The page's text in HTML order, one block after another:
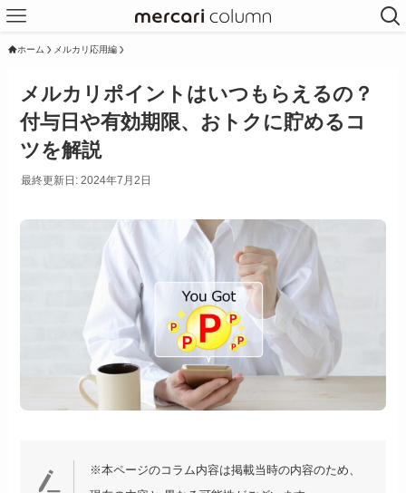
ホーム メルカリ応用編
メルカリポイントはいつもらえるの？
付与日や有効期限、おトクに貯めるコ
ツを解説
最終更新日: 2024年7月2日
※本ページのコラム内容は掲載当時の内容のため、